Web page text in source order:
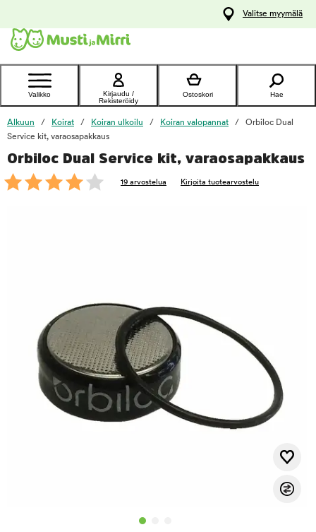
Ota yhteyttä
asiakaspalveluun
Valitse myymälä
Valikko
Kirjaudu /
Rekisteröidy
Ostoskori Hae
Alkuun Koirat Koiran ulkoilu Koiran valopannat
Orbiloc Dual
Service kit, varaosapakkaus
Orbiloc Dual Service kit, varaosapakkaus
19 arvostelua Kirjoita tuotearvostelu
foo